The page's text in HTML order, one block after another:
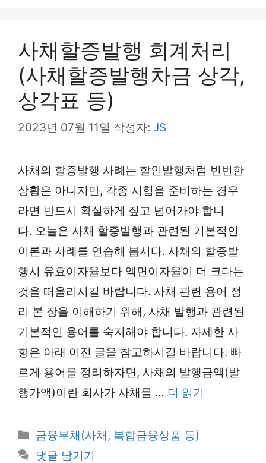
사채할증발행 회계처리
(사채할증발행차금 상각,
상각표 등)
2023년 07월 11일 작성자: JS
사채의 할증발행 사례는 할인발행처럼 빈번한
상황은 아니지만, 각종 시험을 준비하는 경우
라면 반드시 확실하게 짚고 넘어가야 합니
다. 오늘은 사채 할증발행과 관련된 기본적인
이론과 사례를 연습해 봅시다. 사채의 할증발
행시 유효이자율보다 액면이자율이 더 크다는
것을 떠올리시길 바랍니다. 사채 관련 용어 정
리 본 장을 이해하기 위해, 사채 발행과 관련된
기본적인 용어를 숙지해야 합니다. 자세한 사
항은 아래 이전 글을 참고하시길 바랍니다. 빠
르게 용어를 정리하자면, 사채의 발행금액(발
행가액)이란 회사가 사채를 … 더 읽기
카
테
금융부채(사채, 복합금융상품 등)
댓글 남기기